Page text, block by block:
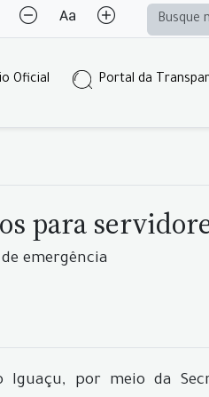
Oficial Portal da
para
emergência
Iguaçu, por meio da